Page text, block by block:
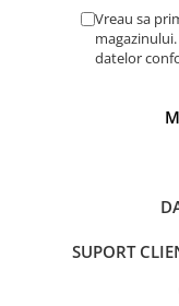
Vreau sa
datelor
SUPORT